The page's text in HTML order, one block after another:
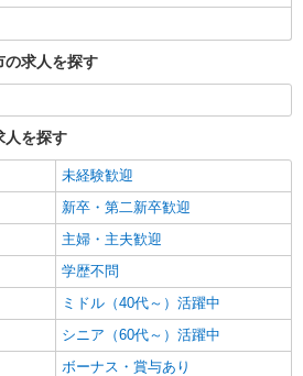
ルケア 神戸支店
病院で介護福祉士
時給1450円
※夜勤専従をご希望の方、週
勤務条件でお話し可能です！
市深津町の療養型の病院
詳細を見る
の求人を探す
人を探す
未経験歓迎
新卒・第二新卒歓迎
主婦・主夫歓迎
学歴不問
ミドル（40代～）活躍中
シニア（60代～）活躍中
ボーナス・賞与あり